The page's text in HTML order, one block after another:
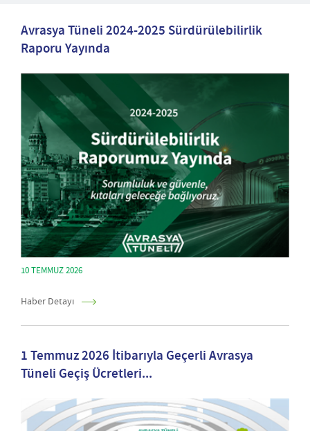
Avrasya Tüneli 2024-2025 Sürdürülebilirlik
Raporu Yayında
10 TEMMUZ 2026
Haber Detayı
1 Temmuz 2026 İtibarıyla Geçerli Avrasya
Tüneli Geçiş Ücretleri...